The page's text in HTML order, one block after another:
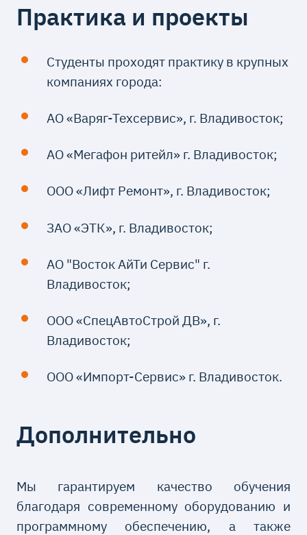
Практика и проекты
Студенты проходят практику в крупных
компаниях города:
АО «Варяг-Техсервис», г. Владивосток;
АО «Мегафон ритейл» г. Владивосток;
ООО «Лифт Ремонт», г. Владивосток;
ЗАО «ЭТК», г. Владивосток;
АО "Восток АйТи Сервис" г.
Владивосток;
ООО «СпецАвтоСтрой ДВ», г.
Владивосток;
ООО «Импорт-Сервис» г. Владивосток.
Дополнительно
Мы гарантируем качество обучения
благодаря современному оборудованию и
программному обеспечению, а также